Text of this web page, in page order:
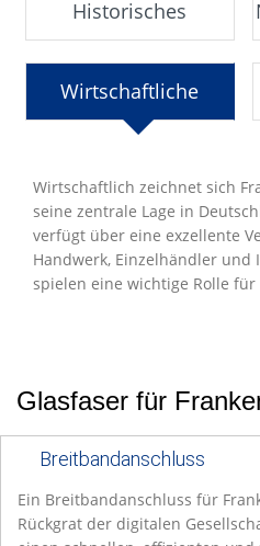
Historisches
Wirtschaftliche
Wirtschaftlich zeichnet sich
seine zentrale Lage in
verfügt über eine exzellente
Handwerk, Einzelhändler
spielen eine wichtige Rolle
Glasfaser für
Breitbandanschluss
Ein Breitbandanschluss für
Rückgrat der digitalen